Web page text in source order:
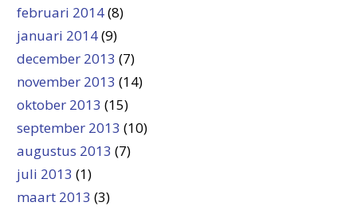
februari 2014(8)
januari 2014(9)
december 2013 (7)
november 2013 (14)
oktober 2013 (15)
september 2013 (10)
augustus 2013 (7)
juli 2013 (1)
maart 2013 (3)